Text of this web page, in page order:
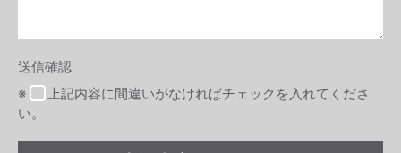
送信確認
※
上記内容に間違いがなければチェックを入れてくださ
い。